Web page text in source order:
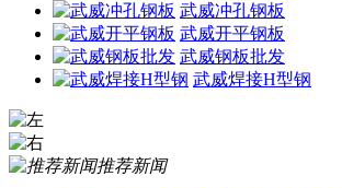
武威冲孔钢板
武威开平钢板
武威钢板批发
武威焊接H型钢
推荐新闻